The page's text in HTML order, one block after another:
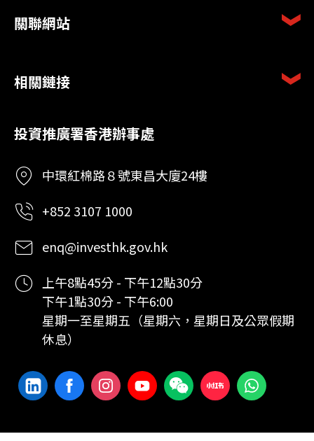
關聯網站
相關鏈接
投資推廣署香港辦事處
中環紅棉路８號東昌大廈24樓
+852 3107 1000
enq@investhk.gov.hk
上午8點45分 - 下午12點30分
下午1點30分 - 下午6:00
星期一至星期五（星期六，星期日及公眾假期
休息）